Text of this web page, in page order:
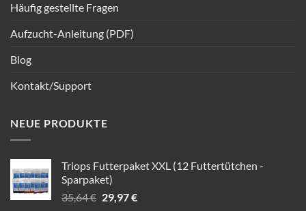
Häufig gestellte Fragen
Aufzucht-Anleitung (PDF)
Blog
Kontakt/Support
NEUE PRODUKTE
Triops Futterpaket XXL (12 Futtertütchen -
Sparpaket)
35,64€ Ursprünglicher
29,97€Aktueller